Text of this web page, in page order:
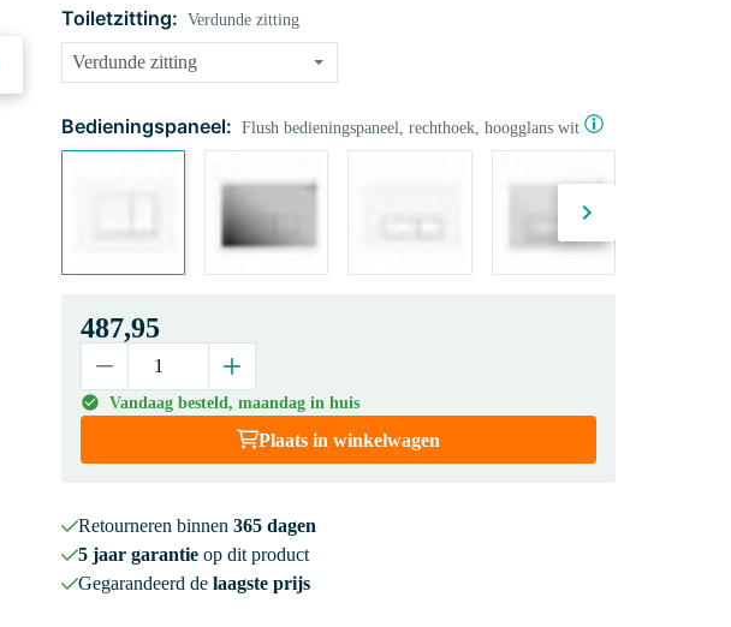
Toiletzitting: Verdunde zitting
Bedieningspaneel: Flush bedieningspaneel, rechthoek, hoogglans wit
487,95
Vandaag besteld, maandag in huis
Plaats in winkelwagen
Retourneren binnen 365 dagen
5 jaar garantieop dit product
Gegarandeerd de laagste prijs